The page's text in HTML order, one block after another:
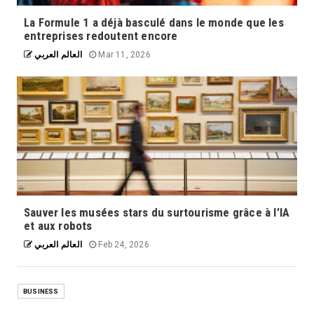
La Formule 1 a déjà basculé dans le monde que les
entreprises redoutent encore
العالم العربي Mar 11, 2026
Sauver les musées stars du surtourisme grâce à l’IA
et aux robots
العالم العربي Feb 24, 2026
BUSINESS
La souveraineté numérique de l'Europe
est un enjeu majeur face à l'évolution
rapide des technologies d'intelligence
artificielle (IA). La maîtrise et la
souveraineté et préserver les droits
fondamentaux des citoyens. 1.